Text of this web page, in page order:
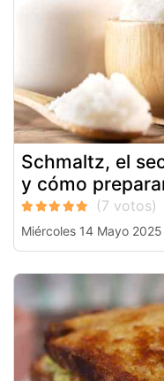
Schmaltz, el
y cómo
Miércoles 14 Mayo